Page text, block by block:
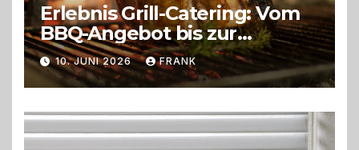
Erlebnis Grill-Catering: Vom
BBQ-Angebot bis zur
perfekten Eventorganisation
Trend zu Outdoor-Events,
Erlebnisgastronomie und
Live-Cooking
10. JUNI 2026 FRANK